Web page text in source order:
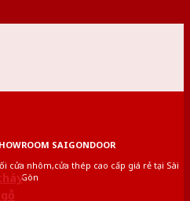
SAIGONDOOR
cửa nhôm,cửa thép cao cấp giá rẻ tại Sài
Gòn